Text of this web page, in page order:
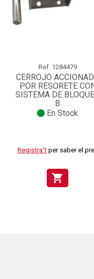
Ref. 1284479
CERROJO
POR RESORETE
SISTEMA DE
B
En Stock
Registra't per saber el
shopping_cart